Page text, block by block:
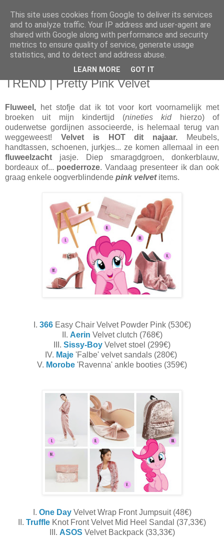
Sarahdise
Welcome to Sarahdise.
woensdag 26 oktober 2016
TREND | Pretty Pink Velvet
Fluweel, het stofje dat ik tot voor kort voornamelijk met
broeken uit mijn kindertijd (nineties kid
hierzo) of
ouderwetse gordijnen associeerde, is helemaal terug van
weggeweest! Velvet is HOT dit najaar. Meubels,
handtassen, schoenen, jurkjes... ze komen allemaal in een
fluweelzacht jasje. Diep smaragdgroen, donkerblauw,
bordeaux of... poederroze. Vandaag presenteer ik dan ook
graag enkele oogverblindende pink velvet items.
I. 366Easy Chair Velvet Powder Pink (530€)
II. Aerin Velvet clutch (768€)
III. Sissy-Boy Velvet stoel (299€)
IV. Maje 'Falbe' velvet sandals (280€)
V. Morobe 'Ravenna' ankle booties (359€)
I. One DayVelvet Wrap Front Jumpsuit (48€)
II. Truffle Knot Front Velvet Mid Heel Sandal (37,33€)
III. ASOS Velvet Backpack (33,33€)
This site uses cookies from Google to deliver its services
and to analyze traffic. Your IP address and user-agent are
shared with Google along with performance and security
metrics to ensure quality of service, generate usage
statistics, and to detect and address abuse.
LEARN MORE GOT IT